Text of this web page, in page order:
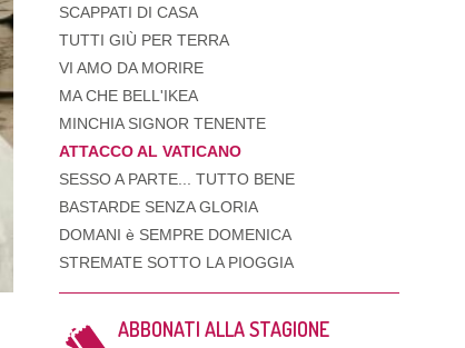
SCAPPATI DI CASA
TUTTI GIÙ PER TERRA
VI AMO DA MORIRE
MA CHE BELL'IKEA
MINCHIA SIGNOR TENENTE
ATTACCO AL VATICANO
SESSO A PARTE... TUTTO BENE
BASTARDE SENZA GLORIA
DOMANI è SEMPRE DOMENICA
STREMATE SOTTO LA PIOGGIA
ABBONATI ALLA STAGIONE